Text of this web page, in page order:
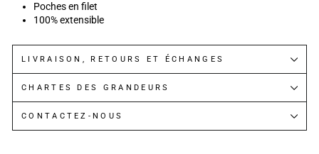
Poches en filet
100% extensible
LIVRAISON, RETOURS ET ÉCHANGES
CHARTES DES GRANDEURS
CONTACTEZ-NOUS